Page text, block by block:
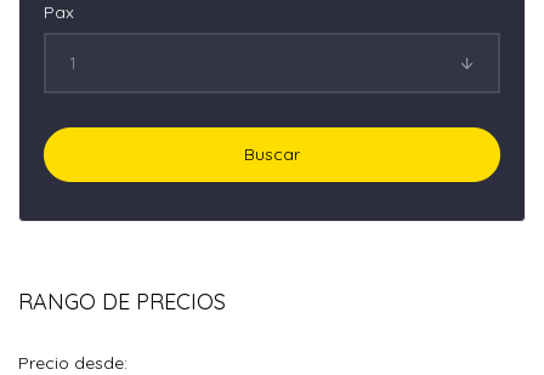
Pax
RANGO DE PRECIOS
Precio desde: